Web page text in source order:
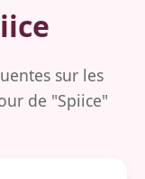
sur les
de "Spiice"